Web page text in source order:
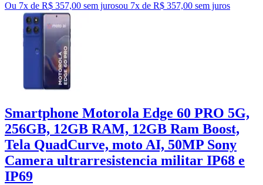
Ou 7x de R$ 357,00 sem jurosou 7x de R$ 357,00 sem juros
Smartphone Motorola Edge 60 PRO 5G,
256GB, 12GB RAM, 12GB Ram Boost,
Tela QuadCurve, moto AI, 50MP Sony
Camera ultrarresistencia militar IP68 e
IP69